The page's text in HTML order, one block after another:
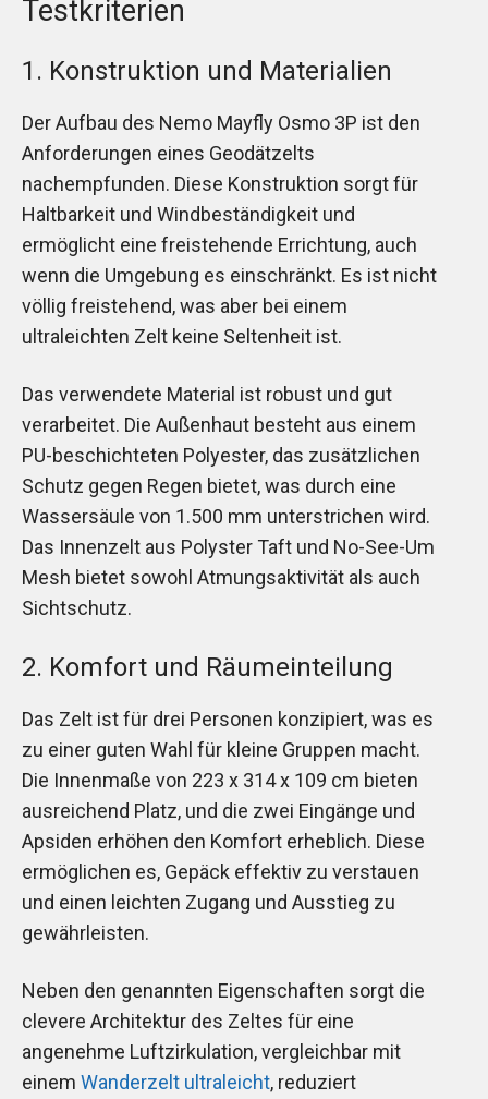
Testkriterien
1. Konstruktion und Materialien
Der Aufbau des Nemo Mayfly Osmo 3P ist den
Anforderungen eines Geodätzelts
nachempfunden. Diese Konstruktion sorgt für
Haltbarkeit und Windbeständigkeit und
ermöglicht eine freistehende Errichtung, auch
wenn die Umgebung es einschränkt. Es ist nicht
völlig freistehend, was aber bei einem
ultraleichten Zelt keine Seltenheit ist.
Das verwendete Material ist robust und gut
verarbeitet. Die Außenhaut besteht aus einem
PU-beschichteten Polyester, das zusätzlichen
Schutz gegen Regen bietet, was durch eine
Wassersäule von 1.500 mm unterstrichen wird.
Das Innenzelt aus Polyster Taft und No-See-Um
Mesh bietet sowohl Atmungsaktivität als auch
Sichtschutz.
2. Komfort und Räumeinteilung
Das Zelt ist für drei Personen konzipiert, was es
zu einer guten Wahl für kleine Gruppen macht.
Die Innenmaße von 223 x 314 x 109 cm bieten
ausreichend Platz, und die zwei Eingänge und
Apsiden erhöhen den Komfort erheblich. Diese
ermöglichen es, Gepäck effektiv zu verstauen
und einen leichten Zugang und Ausstieg zu
gewährleisten.
Neben den genannten Eigenschaften sorgt die
clevere Architektur des Zeltes für eine
angenehme Luftzirkulation, vergleichbar mit
einem Wanderzelt ultraleicht, reduziert